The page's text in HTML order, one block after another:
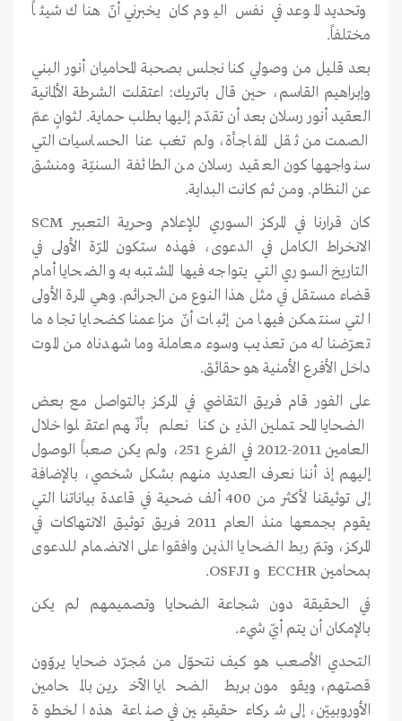
وتحديد الموعد في نفس اليوم كان يخبرني أنّ هناك شيئاً
مختلفاً.
بعد قليل من وصولي كنا نجلس بصحبة المحاميان أنور البني
وإبراهيم القاسم، حين قال باتريك: اعتقلت الشرطة الألمانية
العقيد أنور رسلان بعد أن تقدّم إليها بطلب حماية. لثوانٍ عمّ
الصمت من ثقل المفاجأة، ولم تغب عنا الحساسيات التي
سنواجهها كون العقيد رسلان من الطائفة السنيّة ومنشق
عن النظام. ومن ثم كانت البداية.
كان قرارنا في المركز السوري للإعلام وحرية التعبير SCM
الانخراط الكامل في الدعوى، فهذه ستكون المرّة الأولى في
التاريخ السوري التي يتواجه فيها المشتبه به والضحايا أمام
قضاء مستقل في مثل هذا النوع من الجرائم. وهي المرة الأولى
التي سنتمكن فيها من إثبات أنّ مزاعمنا كضحايا تجاه ما
تعرّضنا له من تعذيب وسوء معاملة وما شهدناه من الموت
داخل الأفرع الأمنية هو حقائق.
على الفور قام فريق التقاضي في المركز بالتواصل مع بعض
الضحايا المحتملين الذين كنا نعلم بأنّهم اعتقلوا خلال
العامين 2011-2012 في الفرع 251، ولم يكن صعباً الوصول
إليهم إذ أننا نعرف العديد منهم بشكل شخصي، بالإضافة
إلى توثيقنا لأكثر من 400 ألف ضحية في قاعدة بياناتنا التي
يقوم بجمعها منذ العام 2011 فريق توثيق الانتهاكات في
المركز، وتمّ ربط الضحايا الذين وافقوا على الانضمام للدعوى
بمحامين ECCHR و OSFJI.
في الحقيقة دون شجاعة الضحايا وتصميمهم لم يكن
بالإمكان أن يتم أيّ شيء.
التحدي الأصعب هو كيف نتحوّل من مُجرّد ضحايا يروّون
قصتهم، ويقومون بربط الضحايا الآخرين بالمحامين
الأوروبييّن، إلى شركاء حقيقيين في صناعة هذه الخطوة